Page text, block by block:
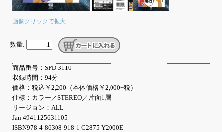
画像クリックで拡大
数量:
商品番号：SPD-3110
収録時間：94分
価格：税込￥2,200（本体価格￥2,000+税）
仕様：カラー／STEREO／片面1層
リージョン：ALL
Jan 4941125631105
ISBN978-4-86308-918-1 C2875 Y2000E